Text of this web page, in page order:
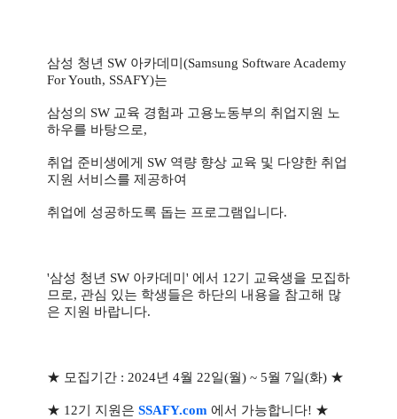
삼성 청년 SW 아카데미(Samsung Software Academy
For Youth, SSAFY)는
삼성의 SW 교육 경험과 고용노동부의 취업지원 노
하우를 바탕으로,
취업 준비생에게 SW 역량 향상 교육 및 다양한 취업
지원 서비스를 제공하여
취업에 성공하도록 돕는 프로그램입니다.
'삼성 청년 SW 아카데미' 에서 12기 교육생을 모집하
므로, 관심 있는 학생들은 하단의 내용을 참고해 많
은 지원 바랍니다.
★ 모집기간 : 2024년 4월 22일(월) ~ 5월 7일(화) ★
★ 12기 지원은 SSAFY.com 에서 가능합니다! ★